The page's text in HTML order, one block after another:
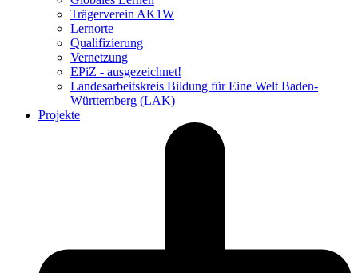
Trägerverein AK1W
Lernorte
Qualifizierung
Vernetzung
EPiZ - ausgezeichnet!
Landesarbeitskreis Bildung für Eine Welt Baden-
Württemberg (LAK)
Projekte